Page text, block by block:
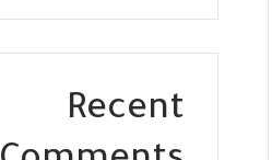
Recent